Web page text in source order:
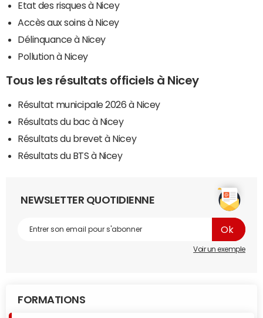
Etat des risques à Nicey
Accès aux soins à Nicey
Délinquance à Nicey
Pollution à Nicey
Tous les résultats officiels à Nicey
Résultat municipale 2026 à Nicey
Résultats du bac à Nicey
Résultats du brevet à Nicey
Résultats du BTS à Nicey
NEWSLETTER QUOTIDIENNE
Voir un exemple
FORMATIONS